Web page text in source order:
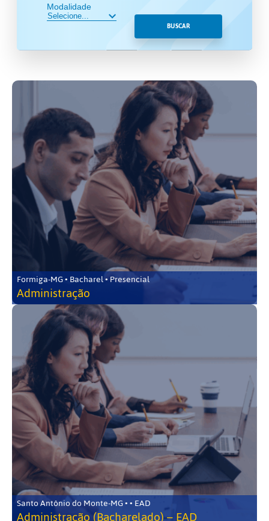
Modalidade
BUSCAR
Formiga-MG • Bacharel • Presencial
Administração
Santo Antônio do Monte-MG • • EAD